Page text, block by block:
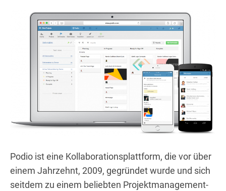
Podio ist eine Kollaborationsplattform, die vor über
einem Jahrzehnt, 2009, gegründet wurde und sich
seitdem zu einem beliebten Projektmanagement-